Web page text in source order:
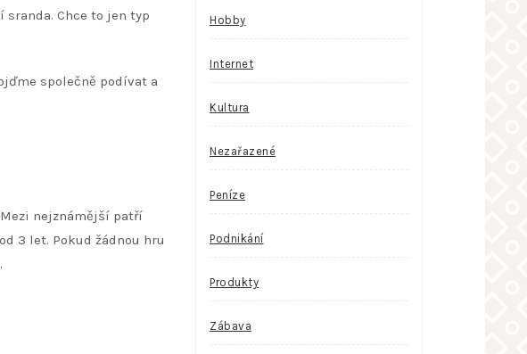
Chce to jen typ
společně podívat a
Mezi nejznámější patří
3 let. Pokud žádnou hru
Hobby
Internet
Kultura
Nezařazené
Peníze
Podnikání
Produkty
Zábava